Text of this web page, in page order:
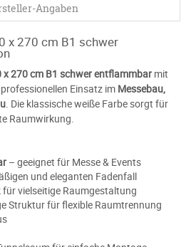
Angaben
x 270 cm B1 schwer
x 270 cm B1 schwer entflammbar mit
Einsatz im Messebau,
. Die klassische weiße Farbe sorgt für
Raumwirkung.
– geeignet für Messe & Events
und eleganten Fadenfall
für vielseitige Raumgestaltung
Struktur für flexible Raumtrennung